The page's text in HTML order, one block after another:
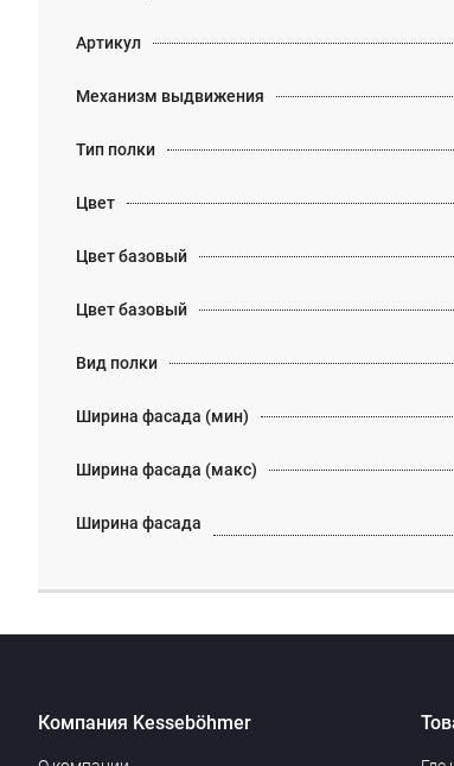
Артикул
Механизм выдвижения
Тип полки
Цвет
Цвет базовый
Цвет базовый
Вид полки
Ширина фасада (мин)
Ширина фасада (макс)
Ширина фасада
Компания Kesseböhmer